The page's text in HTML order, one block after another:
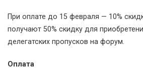
При оплате до 15 февраля — 10%
получают 50% скидку для
делегатских пропусков на форум.
Оплата